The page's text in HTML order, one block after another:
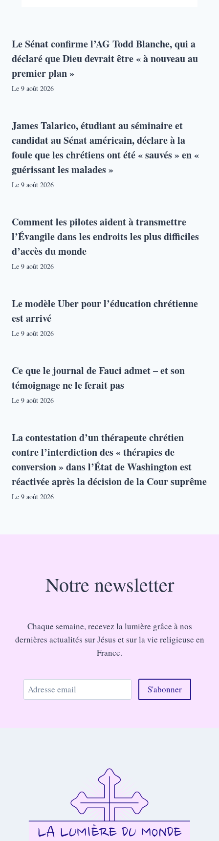
Le Sénat confirme l’AG Todd Blanche, qui a
déclaré que Dieu devrait être « à nouveau au
premier plan »
Le 9 août 2026
James Talarico, étudiant au séminaire et
candidat au Sénat américain, déclare à la
foule que les chrétiens ont été « sauvés » en «
guérissant les malades »
Le 9 août 2026
Comment les pilotes aident à transmettre
l’Évangile dans les endroits les plus difficiles
d’accès du monde
Le 9 août 2026
Le modèle Uber pour l’éducation chrétienne
est arrivé
Le 9 août 2026
Ce que le journal de Fauci admet – et son
témoignage ne le ferait pas
Le 9 août 2026
La contestation d’un thérapeute chrétien
contre l’interdiction des « thérapies de
conversion » dans l’État de Washington est
réactivée après la décision de la Cour suprême
Le 9 août 2026
Notre newsletter
Chaque semaine, recevez la lumière grâce à nos
dernières actualités sur Jésus et sur la vie religieuse en
France.